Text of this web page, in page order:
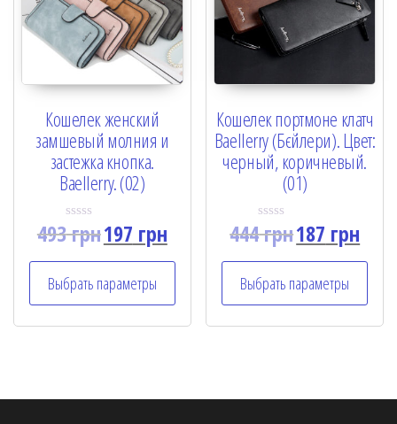
Кошелек женский
замшевый молния и
застежка кнопка.
Baellerry. (02)
R
a
d
0
o
u
493грн197 грн
Выбрать параметры
Кошелек портмоне клатч
Baellerry (Бєйлери). Цвет:
черный, коричневый.
(01)
R
a
d
0
o
u
444грн187 грн
Выбрать параметры